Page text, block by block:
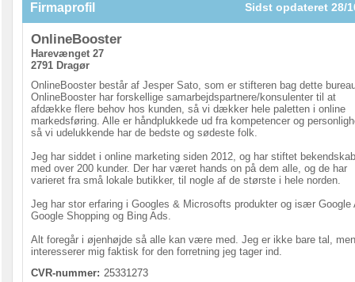
Firmaprofil Sidst opdateret 28/
OnlineBooster
Harevænget 27
2791 Dragør
OnlineBooster består af Jesper Sato, som er stifteren bag dette
OnlineBooster har forskellige samarbejdspartnere/konsulenter til at
afdække flere behov hos kunden, så vi dækker hele paletten i online
markedsføring. Alle er håndplukkede ud fra kompetencer og
så vi udelukkende har de bedste og sødeste folk.
Jeg har siddet i online marketing siden 2012, og har stiftet bekendskab
med over 200 kunder. Der har været hands on på dem alle, og de har
varieret fra små lokale butikker, til nogle af de største i hele norden.
Jeg har stor erfaring i Googles & Microsofts produkter og især Google
Google Shopping og Bing Ads.
Alt foregår i øjenhøjde så alle kan være med. Jeg er ikke bare tal, men
interesserer mig faktisk for den forretning jeg tager ind.
CVR-nummer: 25331273